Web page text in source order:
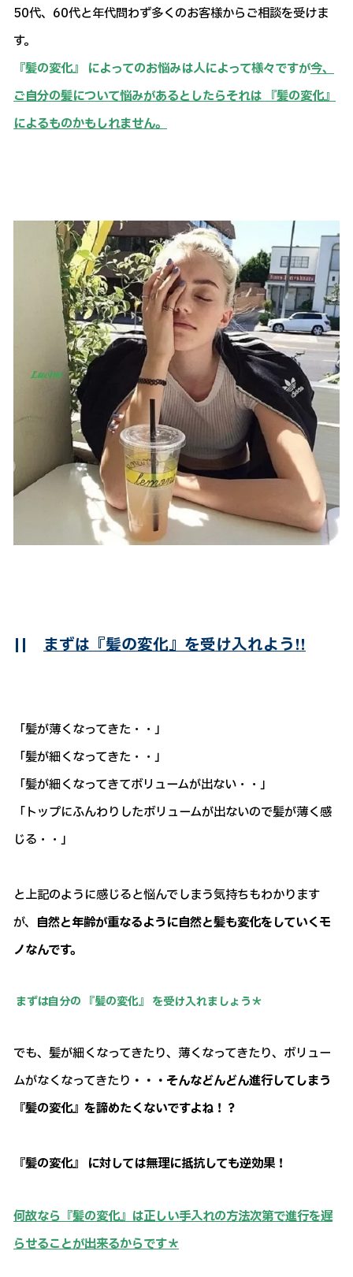
50代、60代と年代問わず多くのお客様からご相談を受けま
す。
『髪の変化』 によってのお悩みは人によって様々ですが今、
ご自分の髪について悩みがあるとしたらそれは 『髪の変化』
によるものかもしれません。
|| まずは『髪の変化』を受け入れよう!!
「髪が薄くなってきた・・」
「髪が細くなってきた・・」
「髪が細くなってきてボリュームが出ない・・」
「トップにふんわりしたボリュームが出ないので髪が薄く感
じる・・」
と上記のように感じると悩んでしまう気持ちもわかります
が、 自然と年齢が重なるように自然と髪も変化をしていくモ
ノなんです。
まずは自分の 『髪の変化』 を受け入れましょう＊
でも、髪が細くなってきたり、薄くなってきたり、ボリュー
ムがなくなってきたり ・・・そんなどんどん進行してしまう
『髪の変化』を諦めたくないですよね！？
『髪の変化』 に対しては無理に抵抗しても逆効果！
何故なら『髪の変化』は正しい手入れの方法次第で進行を遅
らせることが出来るからです＊